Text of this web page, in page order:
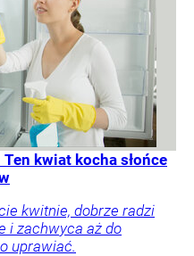
kwiat kocha słońce
kwitnie, dobrze radzi
i zachwyca aż do
uprawiać.